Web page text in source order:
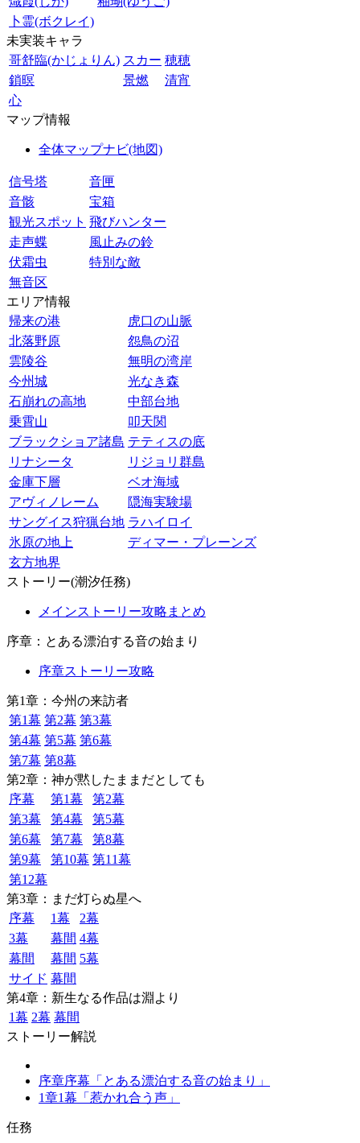
卜霊(ボクレイ)
未実装キャラ
哥舒臨(かじょりん) スカー 穂穂
鎖暝
景燃
清宵
心
マップ情報
全体マップナビ(地図)
信号塔
音匣
音骸
宝箱
観光スポット 飛びハンター
走声蝶
風止みの鈴
伏霜虫
特別な敵
無音区
エリア情報
帰来の港
虎口の山脈
北落野原
怨鳥の沼
雲陵谷
無明の湾岸
今州城
光なき森
石崩れの高地
中部台地
乗霄山
叩天関
ブラックショア諸島 テティスの底
リナシータ
リジョリ群島
金庫下層
ベオ海域
アヴィノレーム
隠海実験場
サングイス狩猟台地 ラハイロイ
氷原の地上
ディマー・プレーンズ
玄方地界
ストーリー(潮汐任務)
メインストーリー攻略まとめ
序章：とある漂泊する音の始まり
序章ストーリー攻略
第1章：今州の来訪者
第1幕 第2幕 第3幕
第4幕 第5幕 第6幕
第7幕 第8幕
第2章：神が黙したままだとしても
序幕
第1幕
第2幕
第3幕
第4幕
第5幕
第6幕
第7幕
第8幕
第9幕
第10幕 第11幕
第12幕
第3章：まだ灯らぬ星へ
序幕
1幕
2幕
3幕
幕間 4幕
幕間
幕間 5幕
サイド 幕間
第4章：新生なる作品は淵より
1幕 2幕 幕間
ストーリー解説
序章序幕「とある漂泊する音の始まり」
1章1幕「惹かれ合う声」
任務